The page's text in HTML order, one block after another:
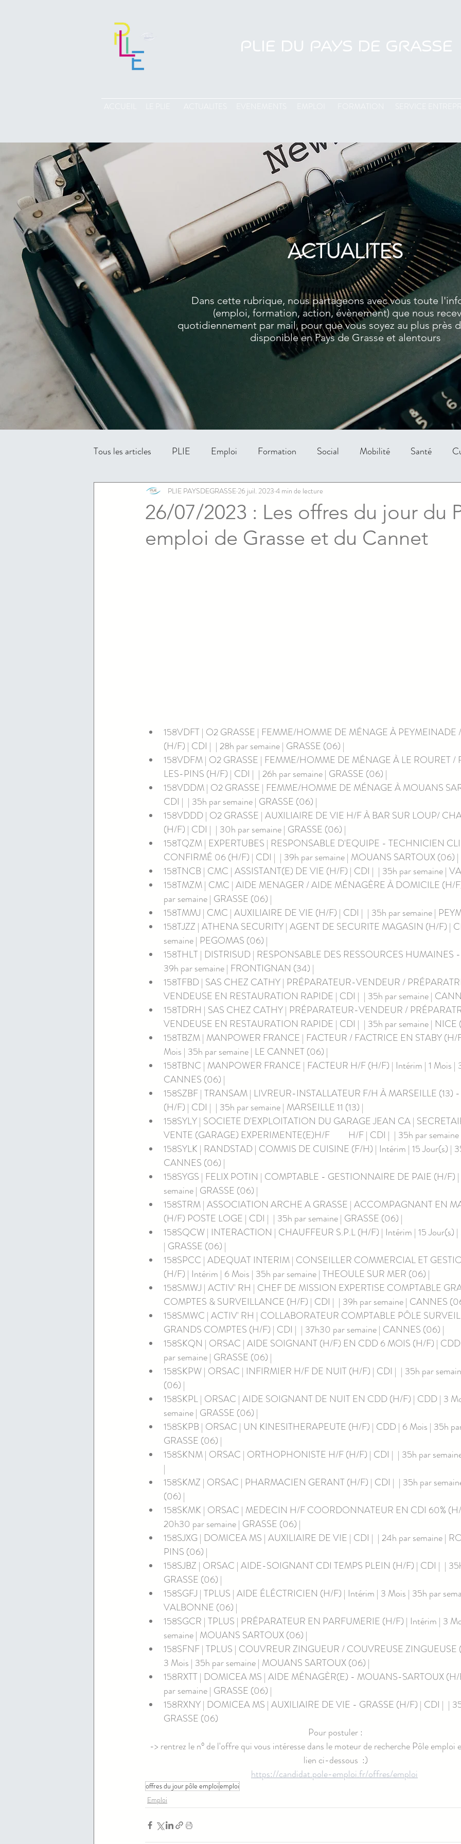
PLIE DU PAYS DE GRASSE
ACTUALITES EVENEMENTS FORMATION SERVICE
ACTUALITES
Dans cette rubrique, nous partageons avec vous toute
(emploi, formation, action, évènement) que nous
quotidiennement par mail, pour que vous soyez au plus près
disponible en Pays de Grasse et alentours
Tous les articles PLIE Emploi Formation Social Mobilité Santé
emploi
26/07/2023 : Les offres du jour du
emploi de Grasse et du Cannet
PLIE PAYSDEGRASSE 26 juil. 2023 4 min de lecture
158VDFT | O2 GRASSE | FEMME/HOMME DE MÉNAGE À PEYMEINADE
(H/F) | CDI |  | 28h par semaine | GRASSE (06) |
158VDFM | O2 GRASSE | FEMME/HOMME DE MÉNAGE À LE ROURET
LES-PINS (H/F) | CDI |  | 26h par semaine | GRASSE (06) |
158VDDM | O2 GRASSE | FEMME/HOMME DE MÉNAGE À MOUANS
CDI |  | 35h par semaine | GRASSE (06) |
158VDDD | O2 GRASSE | AUXILIAIRE DE VIE H/F À BAR SUR LOUP/
(H/F) | CDI |  | 30h par semaine | GRASSE (06) |
158TQZM | EXPERTUBES | RESPONSABLE D'EQUIPE - TECHNICIEN
CONFIRMÉ 06 (H/F) | CDI |  | 39h par semaine | MOUANS SARTOUX (06) |
158TNCB | CMC | ASSISTANT(E) DE VIE (H/F) | CDI |  | 35h par semaine |
158TMZM | CMC | AIDE MENAGER / AIDE MÉNAGÈRE À DOMICILE (H/
par semaine | GRASSE (06) |
158TMMJ | CMC | AUXILIAIRE DE VIE (H/F) | CDI |  | 35h par semaine |
158TJZZ | ATHENA SECURITY | AGENT DE SECURITE MAGASIN (H/F) |
semaine | PEGOMAS (06) |
158THLT | DISTRISUD | RESPONSABLE DES RESSOURCES
39h par semaine | FRONTIGNAN (34) |
158TFBD | SAS CHEZ CATHY | PRÉPARATEUR-VENDEUR /
VENDEUSE EN RESTAURATION RAPIDE | CDI |  | 35h par semaine |
158TDRH | SAS CHEZ CATHY | PRÉPARATEUR-VENDEUR /
VENDEUSE EN RESTAURATION RAPIDE | CDI |  | 35h par semaine |
158TBZM | MANPOWER FRANCE | FACTEUR / FACTRICE EN STABY (H/
Mois | 35h par semaine | LE CANNET (06) |
158TBNC | MANPOWER FRANCE | FACTEUR H/F (H/F) | Intérim | 1 Mois |
CANNES (06) |
158SZBF | TRANSAM | LIVREUR-INSTALLATEUR F/H À MARSEILLE (13)
(H/F) | CDI |  | 35h par semaine | MARSEILLE 11 (13) |
158SYLY | SOCIETE D'EXPLOITATION DU GARAGE JEAN CA |
VENTE (GARAGE) EXPERIMENTE(E)H/F         H/F | CDI |  | 35h par
158SYLK | RANDSTAD | COMMIS DE CUISINE (F/H) | Intérim | 15 Jour(s) |
CANNES (06) |
158SYGS | FELIX POTIN | COMPTABLE - GESTIONNAIRE DE PAIE (H/F)
semaine | GRASSE (06) |
158STRM | ASSOCIATION ARCHE A GRASSE | ACCOMPAGNANT EN
(H/F) POSTE LOGE | CDI |  | 35h par semaine | GRASSE (06) |
158SQCW | INTERACTION | CHAUFFEUR S.P.L (H/F) | Intérim | 15 Jour(s)
| GRASSE (06) |
158SPCC | ADEQUAT INTERIM | CONSEILLER COMMERCIAL ET
(H/F) | Intérim | 6 Mois | 35h par semaine | THEOULE SUR MER (06) |
158SMWJ | ACTIV' RH | CHEF DE MISSION EXPERTISE COMPTABLE
COMPTES & SURVEILLANCE (H/F) | CDI |  | 39h par semaine | CANNES
158SMWC | ACTIV' RH | COLLABORATEUR COMPTABLE PÔLE
GRANDS COMPTES (H/F) | CDI |  | 37h30 par semaine | CANNES (06) |
158SKQN | ORSAC | AIDE SOIGNANT (H/F) EN CDD 6 MOIS (H/F) |
par semaine | GRASSE (06) |
158SKPW | ORSAC | INFIRMIER H/F DE NUIT (H/F) | CDI |  | 35h par
(06) |
158SKPL | ORSAC | AIDE SOIGNANT DE NUIT EN CDD (H/F) | CDD | 3
semaine | GRASSE (06) |
158SKPB | ORSAC | UN KINESITHERAPEUTE (H/F) | CDD | 6 Mois | 35h
GRASSE (06) |
158SKNM | ORSAC | ORTHOPHONISTE H/F (H/F) | CDI |  | 35h par
|
158SKMZ | ORSAC | PHARMACIEN GERANT (H/F) | CDI |  | 35h par
(06) |
158SKMK | ORSAC | MEDECIN H/F COORDONNATEUR EN CDI 60%
20h30 par semaine | GRASSE (06) |
158SJXG | DOMICEA MS | AUXILIAIRE DE VIE | CDI |  | 24h par semaine |
PINS (06) |
158SJBZ | ORSAC | AIDE-SOIGNANT CDI TEMPS PLEIN (H/F) | CDI |  |
GRASSE (06) |
158SGFJ | TPLUS | AIDE ÉLÉCTRICIEN (H/F) | Intérim | 3 Mois | 35h par
VALBONNE (06) |
158SGCR | TPLUS | PRÉPARATEUR EN PARFUMERIE (H/F) | Intérim | 3
semaine | MOUANS SARTOUX (06) |
158SFNF | TPLUS | COUVREUR ZINGUEUR / COUVREUSE
3 Mois | 35h par semaine | MOUANS SARTOUX (06) |
158RXTT | DOMICEA MS | AIDE MÉNAGÈR(E) - MOUANS-SARTOUX
par semaine | GRASSE (06) |
158RXNY | DOMICEA MS | AUXILIAIRE DE VIE - GRASSE (H/F) | CDI |  |
GRASSE (06)
Pour postuler :
-> rentrez le n° de l'offre qui vous intéresse dans le moteur de recherche Pôle
lien ci-dessous  :)
https://candidat.pole-emploi.fr/offres/emploi
offres du jour pôle emploiemploi
Emploi